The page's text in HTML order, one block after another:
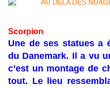
Scorpion
Une de ses statues a
du Danemark. Il a vu
c’est un montage de
tout. Le lieu